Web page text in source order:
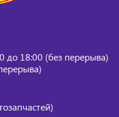
18:00 (без перерыва)